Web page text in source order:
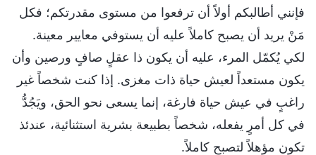
فإنني أطالبكم أولاً أن ترفعوا من مستوى مقدرتكم؛ فكل
مَنْ يريد أن يصبح كاملاً عليه أن يستوفي معايير معينة.
لكي يُكمّل المرء، عليه أن يكون ذا عقلٍ صافٍ ورصين وأن
يكون مستعداً لعيش حياة ذات مغزى. إذا كنت شخصاً غير
راغبٍ في عيش حياة فارغة، إنما يسعى نحو الحق، ويَجُدُّ
في كل أمرٍ يفعله، شخصاً بطبيعة بشرية استثنائية، عندئذ
تكون مؤهلاً لتصبح كاملاً.